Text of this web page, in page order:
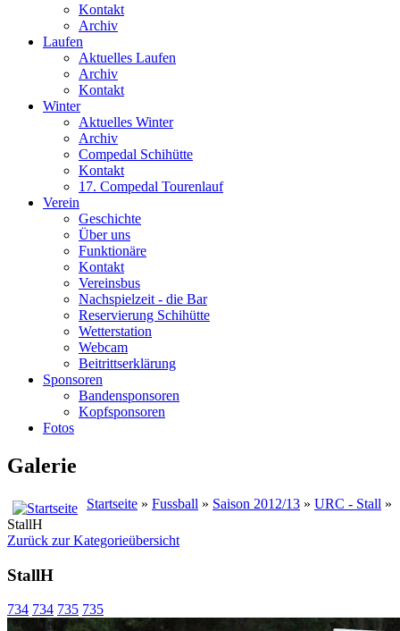
Kontakt
Archiv
Laufen
Aktuelles Laufen
Archiv
Kontakt
Winter
Aktuelles Winter
Archiv
Compedal Schihütte
Kontakt
17. Compedal Tourenlauf
Verein
Geschichte
Über uns
Funktionäre
Kontakt
Vereinsbus
Nachspielzeit - die Bar
Reservierung Schihütte
Wetterstation
Webcam
Beitrittserklärung
Sponsoren
Bandensponsoren
Kopfsponsoren
Fotos
Galerie
Startseite » Fussball » Saison 2012/13 » URC - Stall »
StallH
Zurück zur Kategorieübersicht
StallH
734 734 735 735